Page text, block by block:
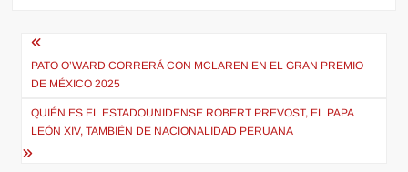
Navegación
de
entradas
PATO O’WARD CORRERÁ CON MCLAREN EN EL GRAN PREMIO
DE MÉXICO 2025
QUIÉN ES EL ESTADOUNIDENSE ROBERT PREVOST, EL PAPA
LEÓN XIV, TAMBIÉN DE NACIONALIDAD PERUANA